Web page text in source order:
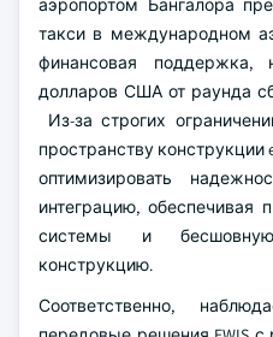
аэропортом Бангалора
такси в международном
финансовая поддержка,
долларов США от раунда
Из-за строгих
пространству конструкции
оптимизировать
интеграцию,
системы и бесшовную
конструкцию.
Соответственно,